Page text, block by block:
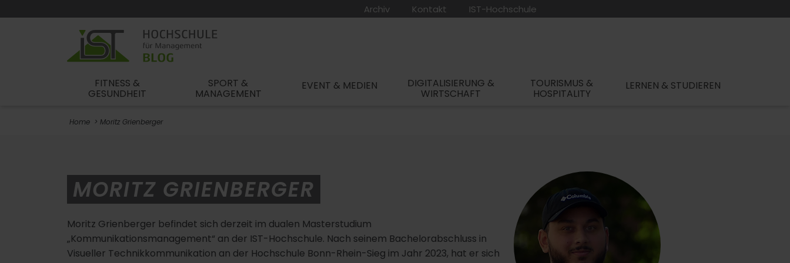
Archiv Kontakt IST-Hochschule
FITNESS &
GESUNDHEIT
SPORT &
MANAGEMENT
EVENT & MEDIEN DIGITALISIERUNG &
WIRTSCHAFT
TOURISMUS &
HOSPITALITY
LERNEN & STUDIEREN
Home Moritz Grienberger
MORITZ GRIENBERGER
Moritz Grienberger befindet sich derzeit im dualen Masterstudium
„Kommunikationsmanagement“ an der IST-Hochschule. Nach seinem Bachelorabschluss in
Visueller Technikkommunikation an der Hochschule Bonn-Rhein-Sieg im Jahr 2023, hat er sich